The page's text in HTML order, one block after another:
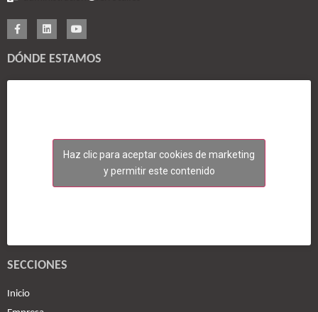
DÓNDE ESTAMOS
Haz clic para aceptar cookies de marketing
y permitir este contenido
SECCIONES
Inicio